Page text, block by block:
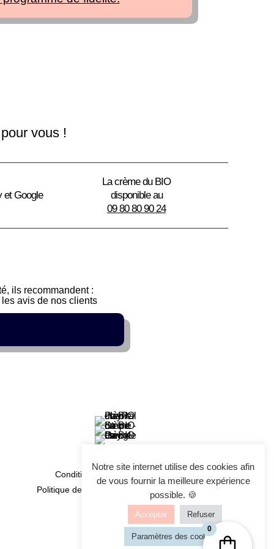
vous !
et Google
La crème du BIO
disponible au
09 80 80 90 24
ils recommandent :
avis de nos clients
Conditions générales de vente
Politique de confidentialité et de cookies
Notre site internet utilise des cookies afin
de vous fournir la meilleure expérience
possible. 🍪
Accepter Refuser
Paramètres des cookies
0